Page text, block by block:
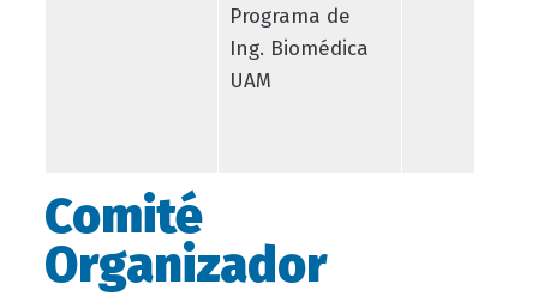
Programa de
Ing. Biomédica
UAM
Comité
Organizador